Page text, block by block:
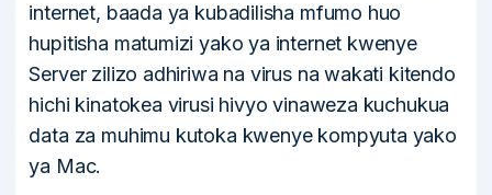
internet, baada ya kubadilisha mfumo huo
hupitisha matumizi yako ya internet kwenye
Server zilizo adhiriwa na virus na wakati kitendo
hichi kinatokea virusi hivyo vinaweza kuchukua
data za muhimu kutoka kwenye kompyuta yako
ya Mac.